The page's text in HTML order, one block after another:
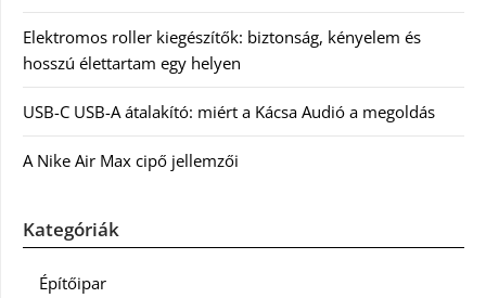
Elektromos roller kiegészítők: biztonság, kényelem és
hosszú élettartam egy helyen
USB-C USB-A átalakító: miért a Kácsa Audió a megoldás
A Nike Air Max cipő jellemzői
Kategóriák
Építőipar